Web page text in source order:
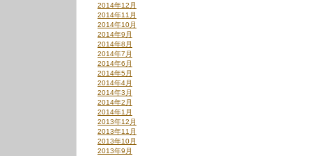
2014年12月
2014年11月
2014年10月
2014年9月
2014年8月
2014年7月
2014年6月
2014年5月
2014年4月
2014年3月
2014年2月
2014年1月
2013年12月
2013年11月
2013年10月
2013年9月